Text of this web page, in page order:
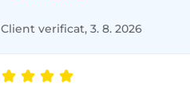
Client verificat, 3. 8. 2026